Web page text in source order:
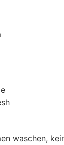
waschen,